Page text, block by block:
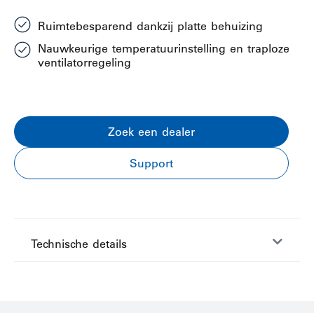
Ruimtebesparend dankzij platte behuizing
Nauwkeurige temperatuurinstelling en traploze
ventilatorregeling
Zoek een dealer
Support
Technische details